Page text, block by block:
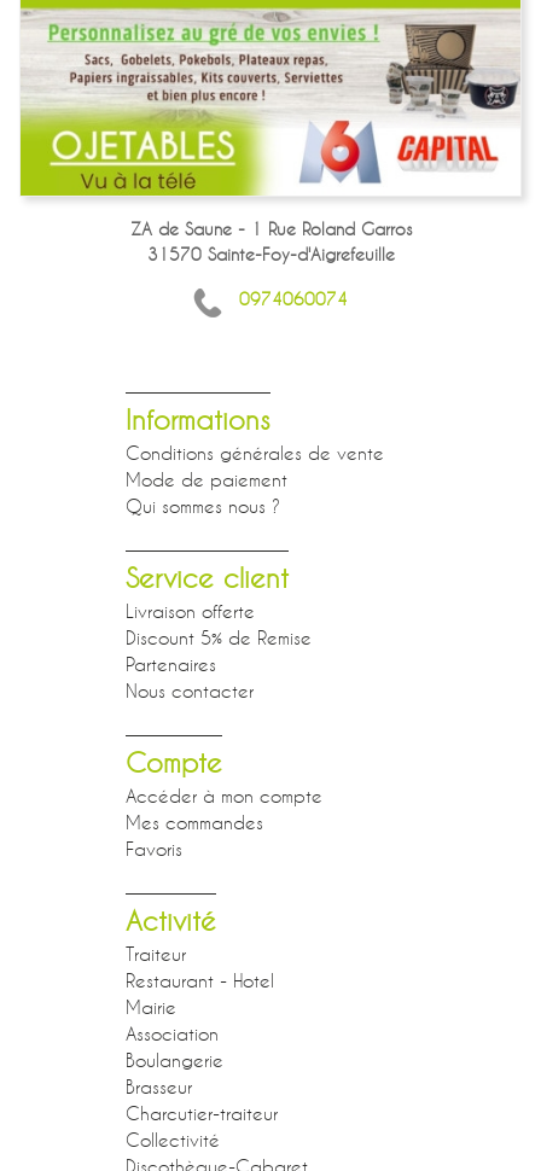
ZA de Saune - 1 Rue Roland Garros
31570 Sainte-Foy-d'Aigrefeuille
0974060074
Informations
Conditions générales de vente
Mode de paiement
Qui sommes nous ?
Service client
Livraison offerte
Discount 5% de Remise
Partenaires
Nous contacter
Compte
Accéder à mon compte
Mes commandes
Favoris
Activité
Traiteur
Restaurant - Hotel
Mairie
Association
Boulangerie
Brasseur
Charcutier-traiteur
Collectivité
Discothèque-Cabaret